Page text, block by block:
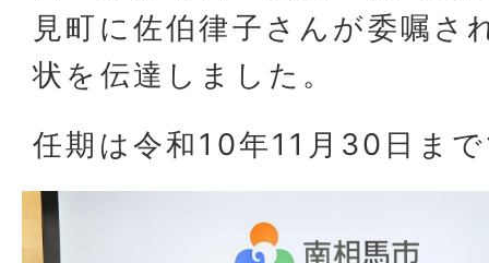
見町に佐伯律子さんが委嘱さ
状を伝達しました。
任期は令和10年11月30日ま